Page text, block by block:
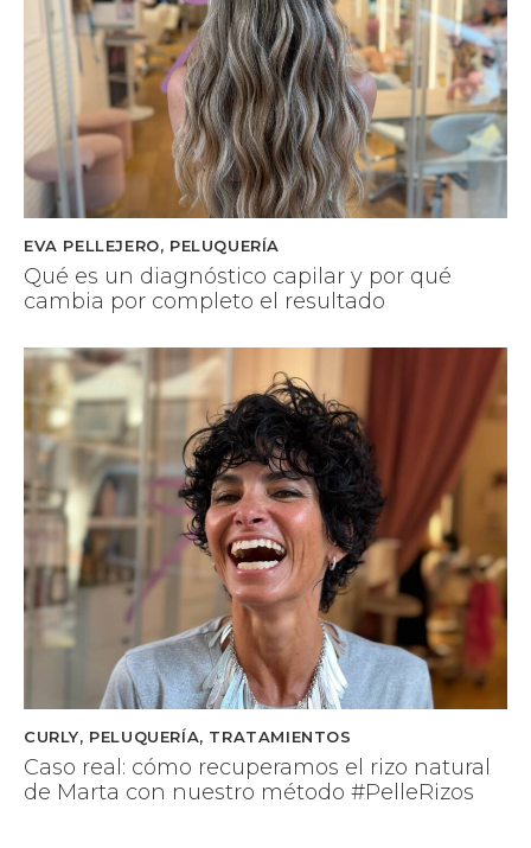
EVA PELLEJERO, PELUQUERÍA
Qué es un diagnóstico capilar y por qué
cambia por completo el resultado
CURLY, PELUQUERÍA, TRATAMIENTOS
Caso real: cómo recuperamos el rizo natural
de Marta con nuestro método #PelleRizos